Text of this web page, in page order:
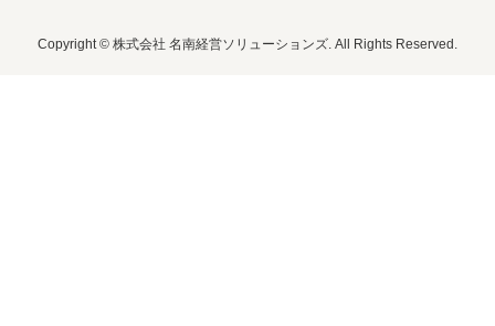
Copyright © 株式会社 名南経営ソリューションズ. All Rights Reserved.